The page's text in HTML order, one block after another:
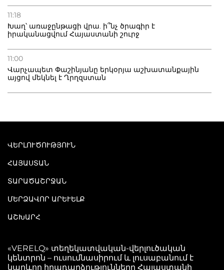
11:18
Խաղ՝ առաջընթացի վրա. ի՞նչ ծրագիր է
իրականացվում Հայաստանի շուրջ
11:00
Վարչապետ Փաշինյանը երկօրյա աշխատանքային
այցով մեկնել է Ղրղզստան
ՎԵՐԼՈՒԾՈՒԹՅՈՒՆ
ՀԱՅԱՍՏԱՆ
ՏԱՐԱԾԱՇՐՋԱՆ
ՄԵՐՁԱՎՈՐ ԱՐԵՒԵԼՔ
ԱՇԽԱՐՀ
«VERELQ» տեղեկատվական-վերլուծական
կենտրոն – ուսումնասիրում և լուսաբանում է
կարևոր իրադարձությունները Հայաստանի